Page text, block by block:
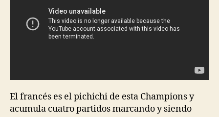
El francés es el pichichi de esta Champions y
acumula cuatro partidos marcando y siendo